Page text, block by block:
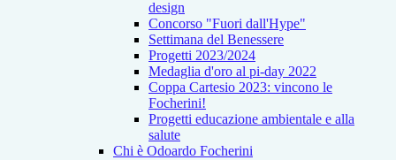
design
Concorso "Fuori dall'Hype"
Settimana del Benessere
Progetti 2023/2024
Medaglia d'oro al pi-day 2022
Coppa Cartesio 2023: vincono le
Focherini!
Progetti educazione ambientale e alla
salute
Chi è Odoardo Focherini